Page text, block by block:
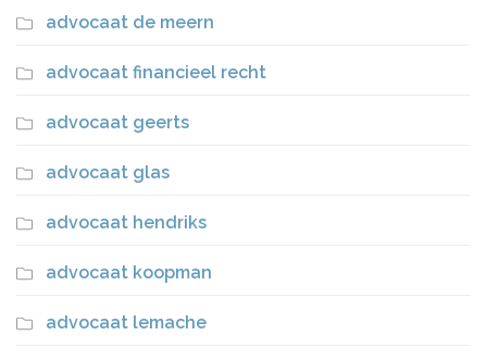
advocaat de meern
advocaat financieel recht
advocaat geerts
advocaat glas
advocaat hendriks
advocaat koopman
advocaat lemache